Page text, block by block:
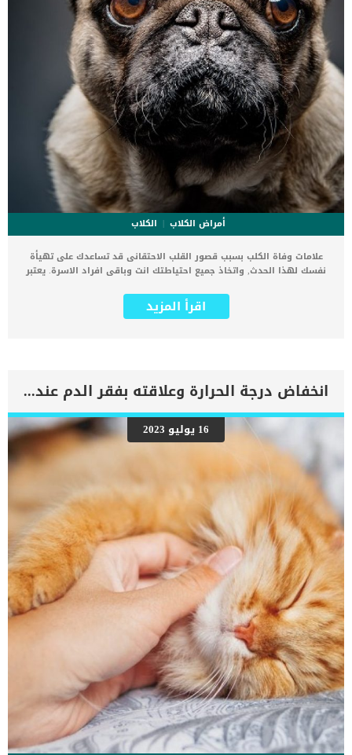
أمراض الكلاب
الكلاب
علامات وفاة الكلب بسبب قصور القلب الاحتقانى قد تساعدك على تهيأة
نفسك لهذا الحدث, واتخاذ جميع احتياطتك انت وباقى افراد الاسرة. يعتبر
يتعرض لها جميع الكائنات الحية بما فى ذلك الكلاب والقطط. كما ان القلب
يعتبر عضوا رئيسيا فى جسم الكلاب, واى قصور به يعتبر قصور فى باقى
اعراض وعلامات تضخم القلب عند الكلاب فى هذا المقال سنطلعك على
بعض العلامات التي تشير إلى أن كلبك قد اقترب من مرحلة يحتافيها إلى
رعاية المسنين أو قد تفكر في القتل الرحيم. يمكننا اختصار هذه العلامات
على شكل مجموعة من المراحل التى يتدرجها الكلب الى ان يصل الى
النهاية. اهم علامات وفاة الكلاب بسبب قصور القلب الاحتقانى كما ذكرنا
ستكون هذه العلامات عبارة عن مراحل متدرجة الى المرحلة الاخيرة وهى
الوفاة. _المرحلة الاولى, تظهر ان الكلب معرض لخطر الإصابة بسرطان
القلب ، ولكن ليس لديه أعراض ولا تغييرات في القلب. _المرحلة
الثانية,يعاني الكلب […]
اقرأ المزيد
انخفاض درجة الحرارة وعلاقته بفقر الدم عند القطط
16 يوليو 2023